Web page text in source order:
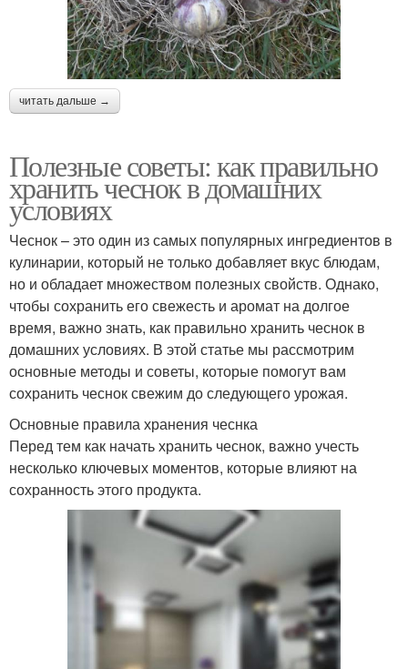
читать дальше →
Полезные советы: как правильно
хранить чеснок в домашних
условиях
Чеснок – это один из самых популярных ингредиентов в
кулинарии, который не только добавляет вкус блюдам,
но и обладает множеством полезных свойств. Однако,
чтобы сохранить его свежесть и аромат на долгое
время, важно знать, как правильно хранить чеснок в
домашних условиях. В этой статье мы рассмотрим
основные методы и советы, которые помогут вам
сохранить чеснок свежим до следующего урожая.
Основные правила хранения чеснка
Перед тем как начать хранить чеснок, важно учесть
несколько ключевых моментов, которые влияют на
сохранность этого продукта.